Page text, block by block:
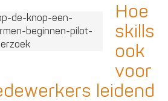
Hoe
skills
ook
voor
leidend